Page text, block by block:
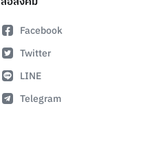
Facebook
Twitter
LINE
Telegram